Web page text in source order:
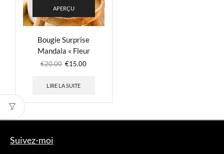
APERÇU
Bougie Surprise
Mandala « Fleur
d’Oranger »
–
€20.00 €15.00
LIRE LA SUITE
Suivez-moi